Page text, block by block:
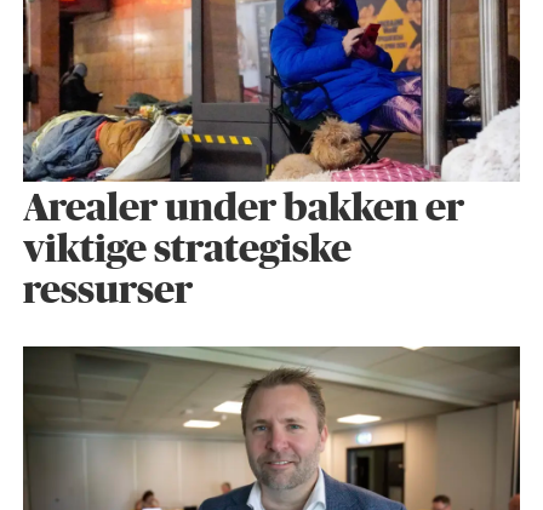
Arealer under bakken er
viktige strategiske
ressurser